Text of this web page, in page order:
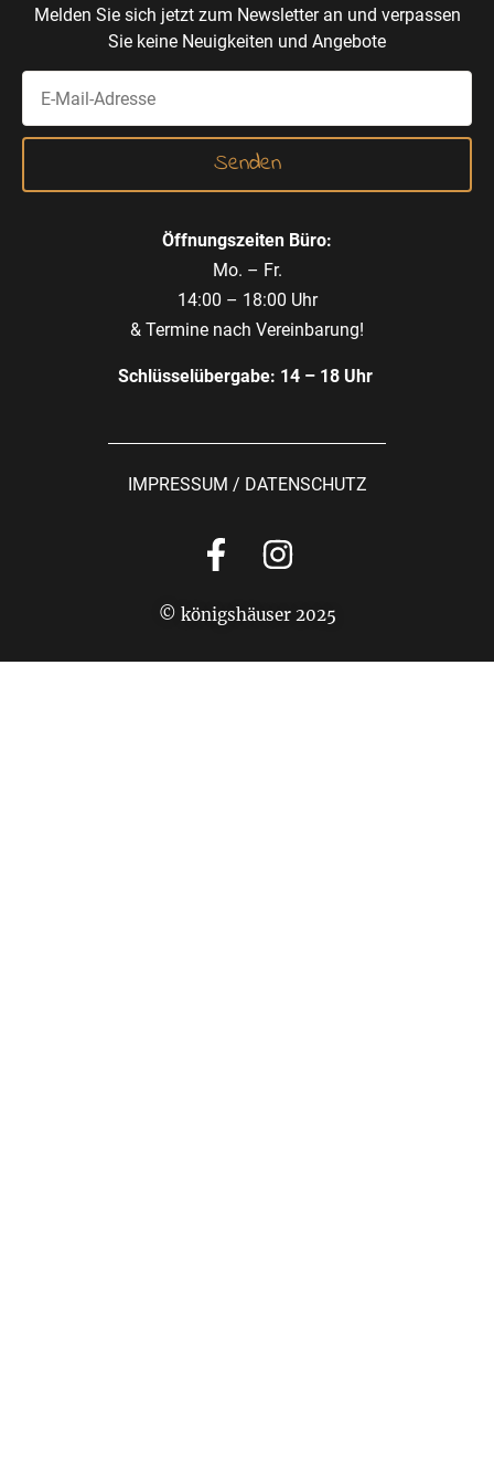
Melden Sie sich jetzt zum Newsletter an und verpassen
Sie keine Neuigkeiten und Angebote
Öffnungszeiten Büro:
Mo. – Fr.
14:00 – 18:00 Uhr
& Termine nach Vereinbarung!
Schlüsselübergabe: 14 – 18 Uhr
IMPRESSUM / DATENSCHUTZ
© königshäuser 2025